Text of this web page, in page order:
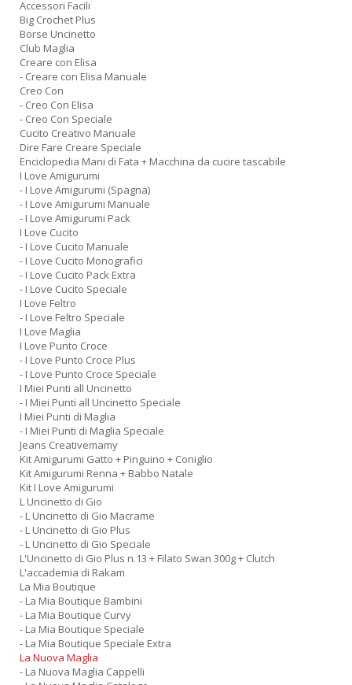
Accessori Facili
Big Crochet Plus
Borse Uncinetto
Club Maglia
Creare con Elisa
- Creare con Elisa Manuale
Creo Con
- Creo Con Elisa
- Creo Con Speciale
Cucito Creativo Manuale
Dire Fare Creare Speciale
Enciclopedia Mani di Fata + Macchina da cucire tascabile
I Love Amigurumi
- I Love Amigurumi (Spagna)
- I Love Amigurumi Manuale
- I Love Amigurumi Pack
I Love Cucito
- I Love Cucito Manuale
- I Love Cucito Monografici
- I Love Cucito Pack Extra
- I Love Cucito Speciale
I Love Feltro
- I Love Feltro Speciale
I Love Maglia
I Love Punto Croce
- I Love Punto Croce Plus
- I Love Punto Croce Speciale
I Miei Punti all Uncinetto
- I Miei Punti all Uncinetto Speciale
I Miei Punti di Maglia
- I Miei Punti di Maglia Speciale
Jeans Creativemamy
Kit Amigurumi Gatto + Pinguino + Coniglio
Kit Amigurumi Renna + Babbo Natale
Kit I Love Amigurumi
L Uncinetto di Gio
- L Uncinetto di Gio Macrame
- L Uncinetto di Gio Plus
- L Uncinetto di Gio Speciale
L'Uncinetto di Gio Plus n.13 + Filato Swan 300g + Clutch
L'accademia di Rakam
La Mia Boutique
- La Mia Boutique Bambini
- La Mia Boutique Curvy
- La Mia Boutique Speciale
- La Mia Boutique Speciale Extra
La Nuova Maglia
- La Nuova Maglia Cappelli